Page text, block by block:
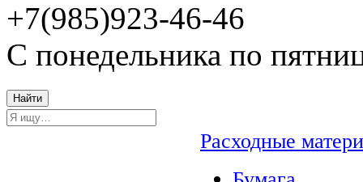
+7(985)923-46-46
С понедельника по
Найти
Расходные